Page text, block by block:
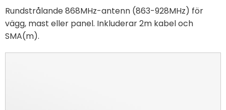
Rundstrålande 868MHz-antenn (863-928MHz) för
vägg, mast eller panel. Inkluderar 2m kabel och
SMA(m).